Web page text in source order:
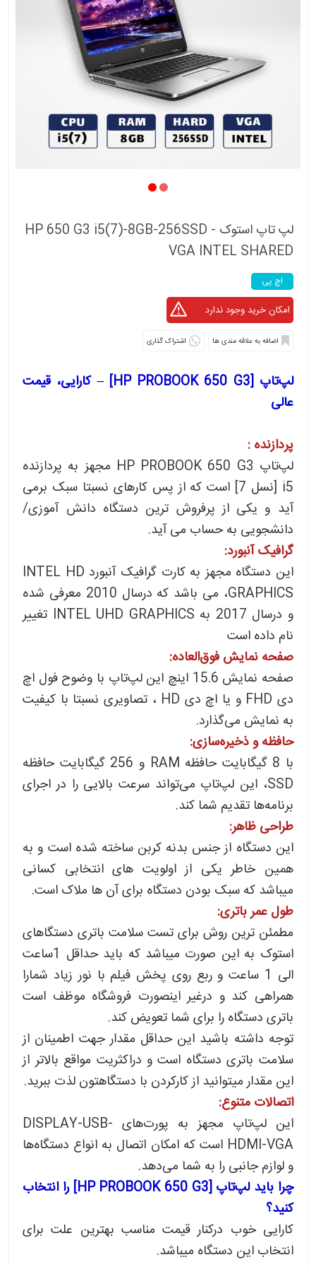
لپ تاپ استوک HP 650 G3 i5(7)-8GB-256SSD -
VGA INTEL SHARED
اچ پی
اشتراک گذاری
لپ‌تاپ [HP PROBOOK 650 G3] – کارایی، قیمت
عالی
پردازنده :
لپ‌تاپ HP PROBOOK 650 G3 مجهز به پردازنده
i5 [نسل 7] است که از پس کارهای نسبتا سبک برمی
آید و یکی از پرفروش ترین دستگاه دانش آموزی/
دانشجویی به حساب می آید.
گرافیک آنبورد:
این دستگاه مجهز به کارت گرافیک آنبورد INTEL HD
GRAPHICS، می باشد که درسال 2010 معرفی شده
و درسال 2017 به INTEL UHD GRAPHICS تغییر
نام داده است
صفحه نمایش فوق‌العاده:
صفحه نمایش 15.6 اینچ این لپ‌تاپ با وضوح فول اچ
دی FHD و یا اچ دی HD ، تصاویری نسبتا با کیفیت
به نمایش می‌گذارد.
حافظه و ذخیره‌سازی:
با 8 گیگابایت حافظه RAM و 256 گیگابایت حافظه
SSD، این لپ‌تاپ می‌تواند سرعت بالایی را در اجرای
برنامه‌ها تقدیم شما کند.
طراحی ظاهر:
این دستگاه از جنس بدنه کربن ساخته شده است و به
همین خاطر یکی از اولویت های انتخابی کسانی
میباشد که سبک بودن دستگاه برای آن ها ملاک است.
طول عمر باتری:
مطمئن ترین روش برای تست سلامت باتری دستگاهای
استوک به این صورت میباشد که باید حداقل 1ساعت
الی 1 ساعت و ربع روی پخش فیلم با نور زیاد شمارا
همراهی کند و درغیر اینصورت فروشگاه موظف است
باتری دستگاه را برای شما تعویض کند.
توجه داشته باشید این حداقل مقدار جهت اطمینان از
سلامت باتری دستگاه است و دراکثریت مواقع بالاتر از
این مقدار میتوانید از کارکردن با دستگاهتون لذت ببرید.
اتصالات متنوع:
این لپ‌تاپ مجهز به پورت‌های DISPLAY-USB-
HDMI-VGA است که امکان اتصال به انواع دستگاه‌ها
و لوازم جانبی را به شما می‌دهد.
چرا باید لپ‌تاپ [HP PROBOOK 650 G3] را انتخاب
کنید؟
کارایی خوب درکنار قیمت مناسب بهترین علت برای
انتخاب این دستگاه میباشد.